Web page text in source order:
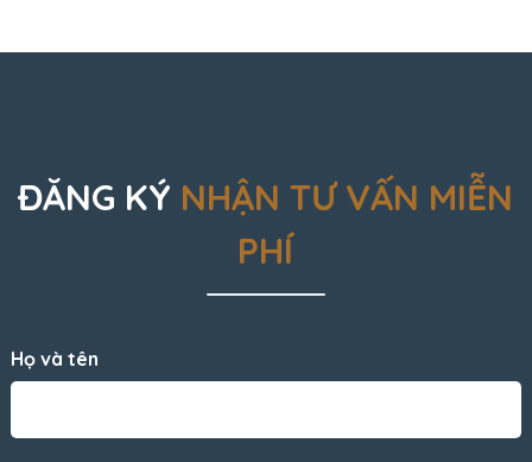
ĐĂNG KÝ NHẬN TƯ VẤN MIỄN
PHÍ
Họ và tên